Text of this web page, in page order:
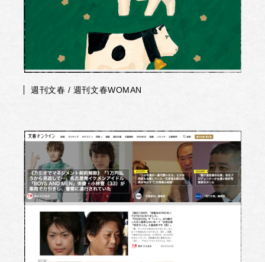
週刊文春 / 週刊文春WOMAN